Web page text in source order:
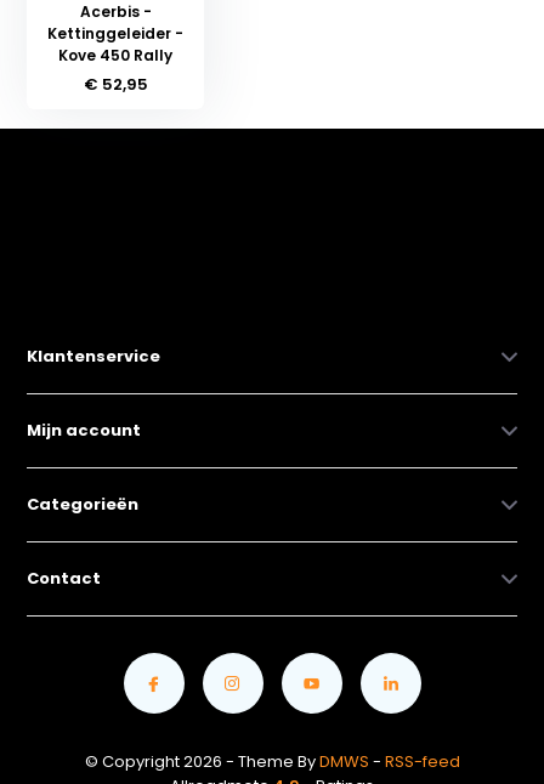
Acerbis -
Kettinggeleider -
Kove 450 Rally
€ 52,95
Klantenservice
Mijn account
Categorieën
Contact
© Copyright 2026 - Theme ByDMWS - RSS-feed